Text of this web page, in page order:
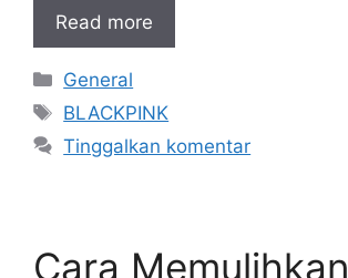
Read more
Kategori
General
Tag
BLACKPINK
Tinggalkan komentar
Cara Memulihkan